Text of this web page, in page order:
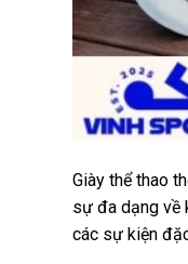
Giày thể thao
sự đa dạng về
các sự kiện